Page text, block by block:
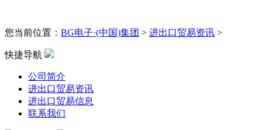
您当前位置： BG电子·(中国)集团 > 进出口贸易资讯 >
快捷导航
公司简介
进出口贸易资讯
进出口贸易信息
联系我们